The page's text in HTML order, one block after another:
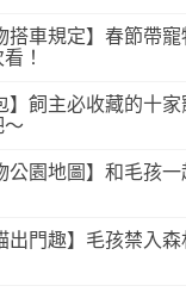
搭車規定】春節帶
！
】飼主必收藏的十
公園地圖】和毛孩
出門趣】毛孩禁入